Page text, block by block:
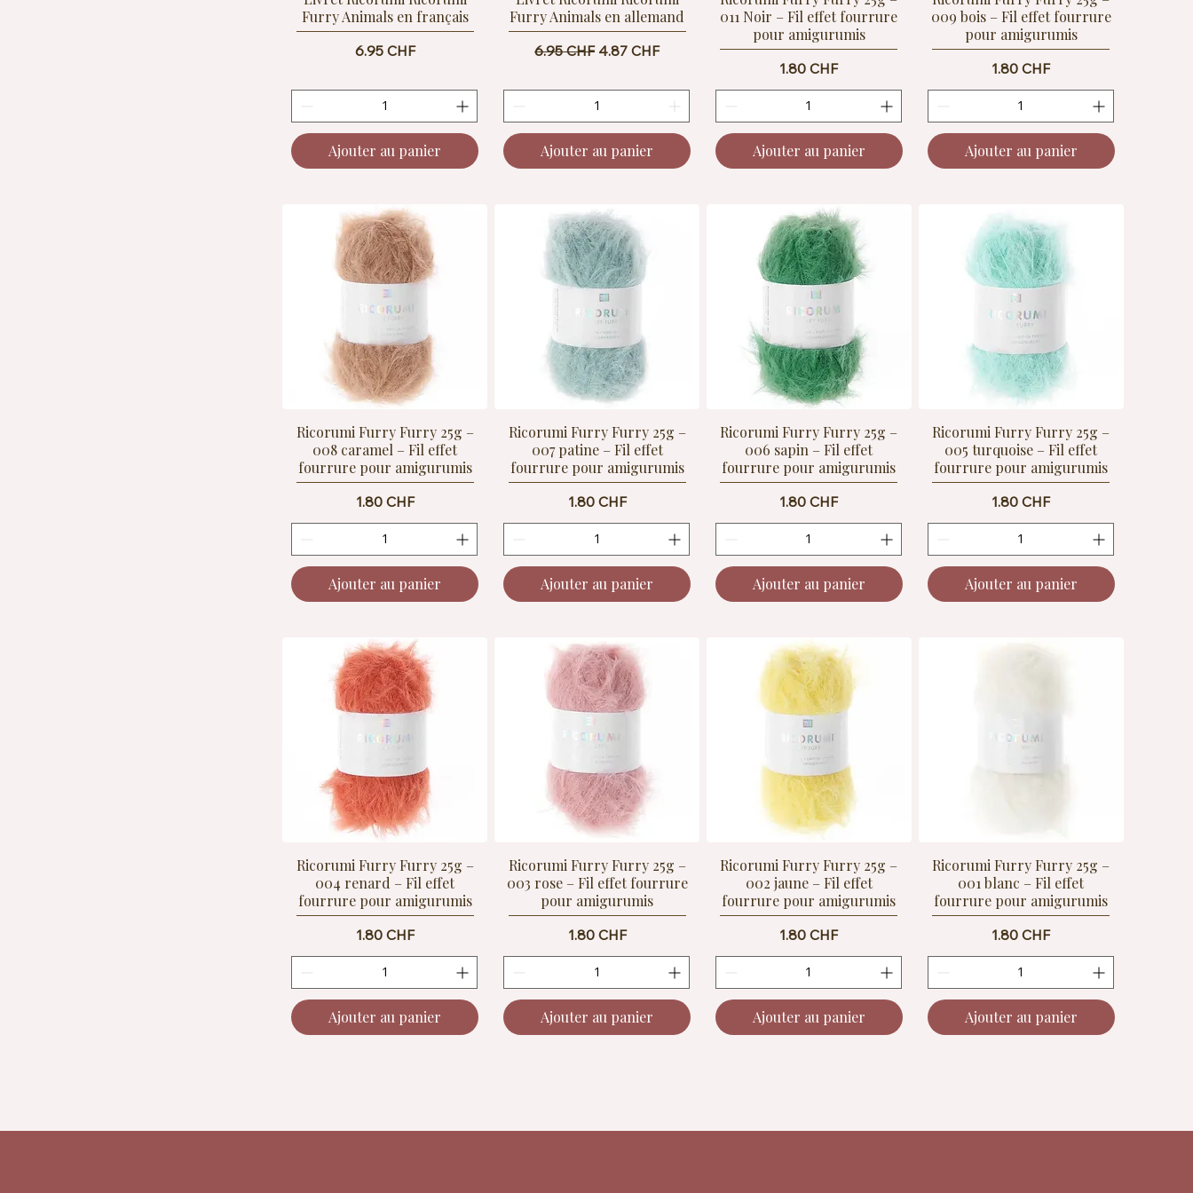
Furry Animals en français
Prix
6.95 CHF
Ajouter au panier
Furry Animals en allemand
Prix original
6.95 CHF Prix promotionnel
4.87 CHF
Ajouter au panier
011 Noir – Fil effet fourrure
pour amigurumis
Prix
1.80 CHF
Ajouter au panier
009 bois – Fil effet fourrure
pour amigurumis
Prix
1.80 CHF
Ajouter au panier
Ricorumi Furry Furry 25g –
008 caramel – Fil effet
fourrure pour amigurumis
Prix
1.80 CHF
Ajouter au panier
Ricorumi Furry Furry 25g –
007 patine – Fil effet
fourrure pour amigurumis
Prix
1.80 CHF
Ajouter au panier
Ricorumi Furry Furry 25g –
006 sapin – Fil effet
fourrure pour amigurumis
Prix
1.80 CHF
Ajouter au panier
Ricorumi Furry Furry 25g –
005 turquoise – Fil effet
fourrure pour amigurumis
Prix
1.80 CHF
Ajouter au panier
Ricorumi Furry Furry 25g –
004 renard – Fil effet
fourrure pour amigurumis
Prix
1.80 CHF
Ajouter au panier
Ricorumi Furry Furry 25g –
003 rose – Fil effet fourrure
pour amigurumis
Prix
1.80 CHF
Ajouter au panier
Ricorumi Furry Furry 25g –
002 jaune – Fil effet
fourrure pour amigurumis
Prix
1.80 CHF
Ajouter au panier
Ricorumi Furry Furry 25g –
001 blanc – Fil effet
fourrure pour amigurumis
Prix
1.80 CHF
Ajouter au panier